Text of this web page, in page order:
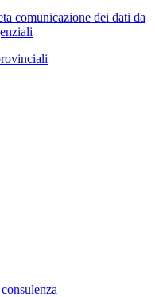
comunicazione dei dati da